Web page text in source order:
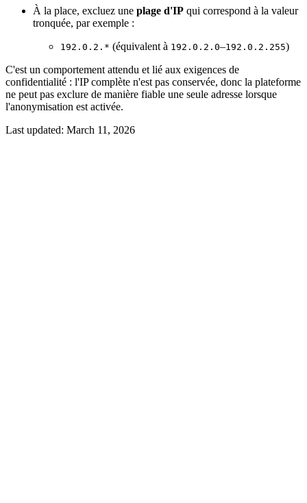
À la place, excluez une plage d'IP qui correspond à la valeur
tronquée, par exemple :
192.0.2.* (équivalent à 192.0.2.0–192.0.2.255)
C'est un comportement attendu et lié aux exigences de
confidentialité : l'IP complète n'est pas conservée, donc la plateforme
ne peut pas exclure de manière fiable une seule adresse lorsque
l'anonymisation est activée.
Last updated: March 11, 2026